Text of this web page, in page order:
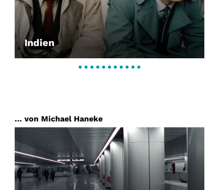
Indien
... von Michael Haneke